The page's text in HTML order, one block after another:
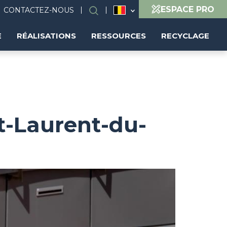
CONTACTEZ-NOUS Search ESPACE PRO
RÉALISATIONS RESSOURCES RECYCLAGE
Laurent-du-
Image